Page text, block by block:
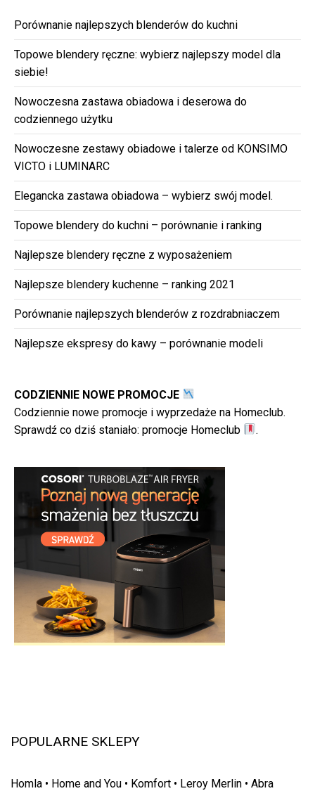
Porównanie najlepszych blenderów do kuchni
Topowe blendery ręczne: wybierz najlepszy model dla
siebie!
Nowoczesna zastawa obiadowa i deserowa do
codziennego użytku
Nowoczesne zestawy obiadowe i talerze od KONSIMO
VICTO i LUMINARC
Elegancka zastawa obiadowa – wybierz swój model.
Topowe blendery do kuchni – porównanie i ranking
Najlepsze blendery ręczne z wyposażeniem
Najlepsze blendery kuchenne – ranking 2021
Porównanie najlepszych blenderów z rozdrabniaczem
Najlepsze ekspresy do kawy – porównanie modeli
CODZIENNIE NOWE PROMOCJE
Codziennie nowe promocje i wyprzedaże na Homeclub.
Sprawdź co dziś staniało: promocje Homeclub .
POPULARNE SKLEPY
Homla • Home and You • Komfort • Leroy Merlin • Abra